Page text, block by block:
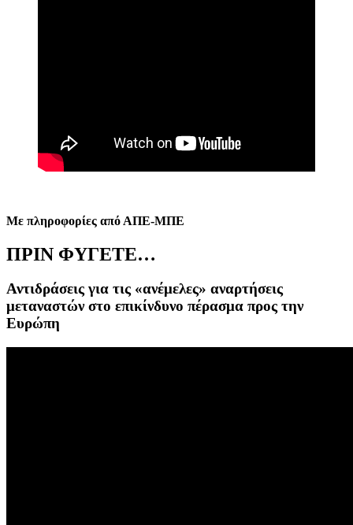
Με πληροφορίες από ΑΠΕ-ΜΠΕ
ΠΡΙΝ ΦΥΓΕΤΕ…
Αντιδράσεις για τις «ανέμελες» αναρτήσεις
μεταναστών στο επικίνδυνο πέρασμα προς την
Ευρώπη